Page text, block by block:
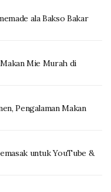
ala Bakso Bakar
Mie Murah di
Pengalaman Makan
untuk YouTube &